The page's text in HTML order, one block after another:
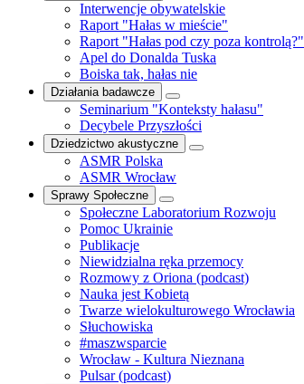
Interwencje obywatelskie
Raport "Hałas w mieście"
Raport "Hałas pod czy poza kontrolą?"
Apel do Donalda Tuska
Boiska tak, hałas nie
Działania badawcze
Seminarium "Konteksty hałasu"
Decybele Przyszłości
Dziedzictwo akustyczne
ASMR Polska
ASMR Wrocław
Sprawy Społeczne
Społeczne Laboratorium Rozwoju
Pomoc Ukrainie
Publikacje
Niewidzialna ręka przemocy
Rozmowy z Oriona (podcast)
Nauka jest Kobietą
Twarze wielokulturowego Wrocławia
Słuchowiska
#maszwsparcie
Wrocław - Kultura Nieznana
Pulsar (podcast)